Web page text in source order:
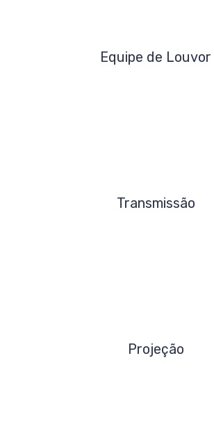
Equipe de Louvor
Transmissão
Projeção